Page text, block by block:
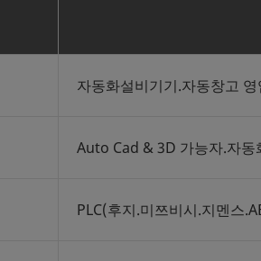
자동화설비기기.자동창고
Auto Cad & 3D 가능자.자동
PLC(후지.미쯔비시.지멘스